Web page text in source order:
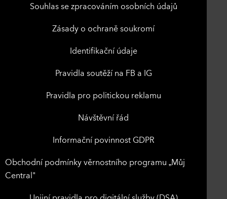
Souhlas se zpracováním osobních údajů
Zásady o ochraně soukromí
Identifikační údaje
Pravidla soutěží na FB a IG
Pravidla pro politickou reklamu
Návštěvní řád
Informační povinnost GDPR
Obchodní podmínky věrnostního programu „Můj
Central"